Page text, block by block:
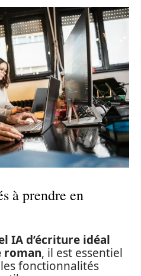
à prendre en
IA d’écriture idéal
roman, il est essentiel
fonctionnalités